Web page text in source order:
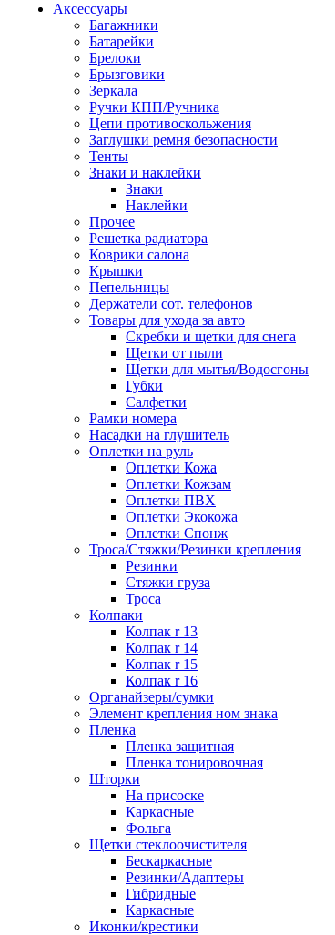
Аксессуары
Багажники
Батарейки
Брелоки
Брызговики
Зеркала
Ручки КПП/Ручника
Цепи противоскольжения
Заглушки ремня безопасности
Тенты
Знаки и наклейки
Знаки
Наклейки
Прочее
Решетка радиатора
Коврики салона
Крышки
Пепельницы
Держатели сот. телефонов
Товары для ухода за авто
Скребки и щетки для снега
Щетки от пыли
Щетки для мытья/Водосгоны
Губки
Салфетки
Рамки номера
Насадки на глушитель
Оплетки на руль
Оплетки Кожа
Оплетки Кожзам
Оплетки ПВХ
Оплетки Экокожа
Оплетки Спонж
Троса/Стяжки/Резинки крепления
Резинки
Стяжки груза
Троса
Колпаки
Колпак r 13
Колпак r 14
Колпак r 15
Колпак r 16
Органайзеры/сумки
Элемент крепления ном знака
Пленка
Пленка защитная
Пленка тонировочная
Шторки
На присоске
Каркасные
Фольга
Щетки стеклоочистителя
Бескаркасные
Резинки/Адаптеры
Гибридные
Каркасные
Иконки/крестики